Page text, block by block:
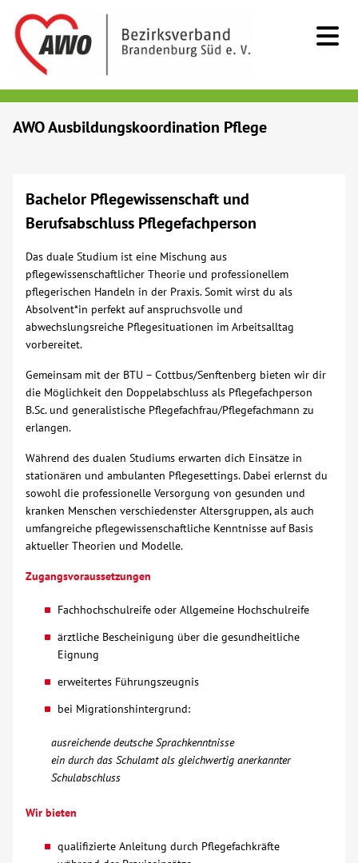
Menschen mit Behinderung
Beratung & Hilfe
Begegnung
Bildung
Über uns
Veranstaltungen
Spenden
Mitmachen
Ausbildung
Glossar
Suche
Kontakt
AWO Ausbildungskoordination Pflege
Bachelor Pflegewissenschaft und
Berufsabschluss Pflegefachperson
Das duale Studium ist eine Mischung aus
pflegewissenschaftlicher Theorie und professionellem
pflegerischen Handeln in der Praxis. Somit wirst du als
Absolvent*in perfekt auf anspruchsvolle und
abwechslungsreiche Pflegesituationen im Arbeitsalltag
vorbereitet.
Gemeinsam mit der BTU – Cottbus/Senftenberg bieten wir dir
die Möglichkeit den Doppelabschluss als Pflegefachperson
B.Sc. und generalistische Pflegefachfrau/Pflegefachmann zu
erlangen.
Während des dualen Studiums erwarten dich Einsätze in
stationären und ambulanten Pflegesettings. Dabei erlernst du
sowohl die professionelle Versorgung von gesunden und
kranken Menschen verschiedenster Altersgruppen, als auch
umfangreiche pflegewissenschaftliche Kenntnisse auf Basis
aktueller Theorien und Modelle.
Zugangsvoraussetzungen
Fachhochschulreife oder Allgemeine Hochschulreife
ärztliche Bescheinigung über die gesundheitliche
Eignung
erweitertes Führungszeugnis
bei Migrationshintergrund:
ausreichende deutsche Sprachkenntnisse
ein durch das Schulamt als gleichwertig anerkannter
Schulabschluss
Wir bieten
qualifizierte Anleitung durch Pflegefachkräfte